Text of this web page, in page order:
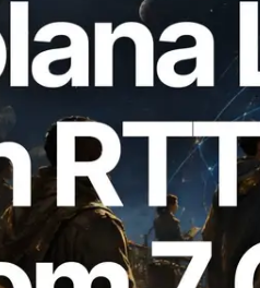
Leader Slot API ด้วย
ทั่วโลก พร้อม
API